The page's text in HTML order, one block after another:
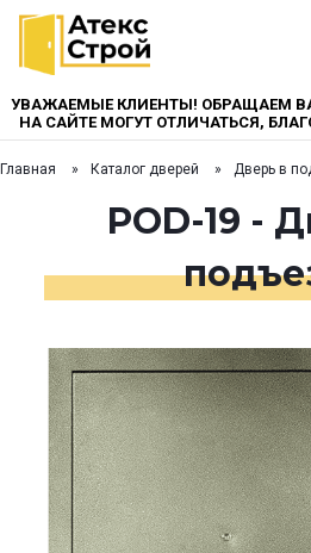
УВАЖАЕМЫЕ КЛИЕНТЫ! ОБРАЩАЕМ
НА САЙТЕ МОГУТ ОТЛИЧАТЬСЯ,
Главная Каталог дверей Дверь в
POD-19 -